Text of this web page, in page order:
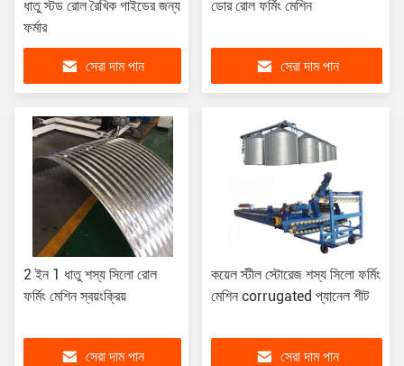
ধাতু স্টড রোল রৈখিক গাইডের জন্য
ফর্মার
সেরা দাম পান
ডোর রোল ফর্মিং মেশিন
সেরা দাম পান
2 ইন 1 ধাতু শস্য সিলো রোল
ফর্মিং মেশিন স্বয়ংক্রিয়
সেরা দাম পান
কয়েল স্টীল স্টোরেজ শস্য সিলো ফর্মিং
মেশিন corrugated প্যানেল শীট
সেরা দাম পান